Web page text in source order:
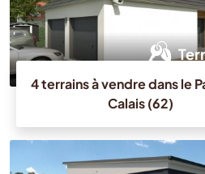
4 terrains à vendre dans le
Calais (62)